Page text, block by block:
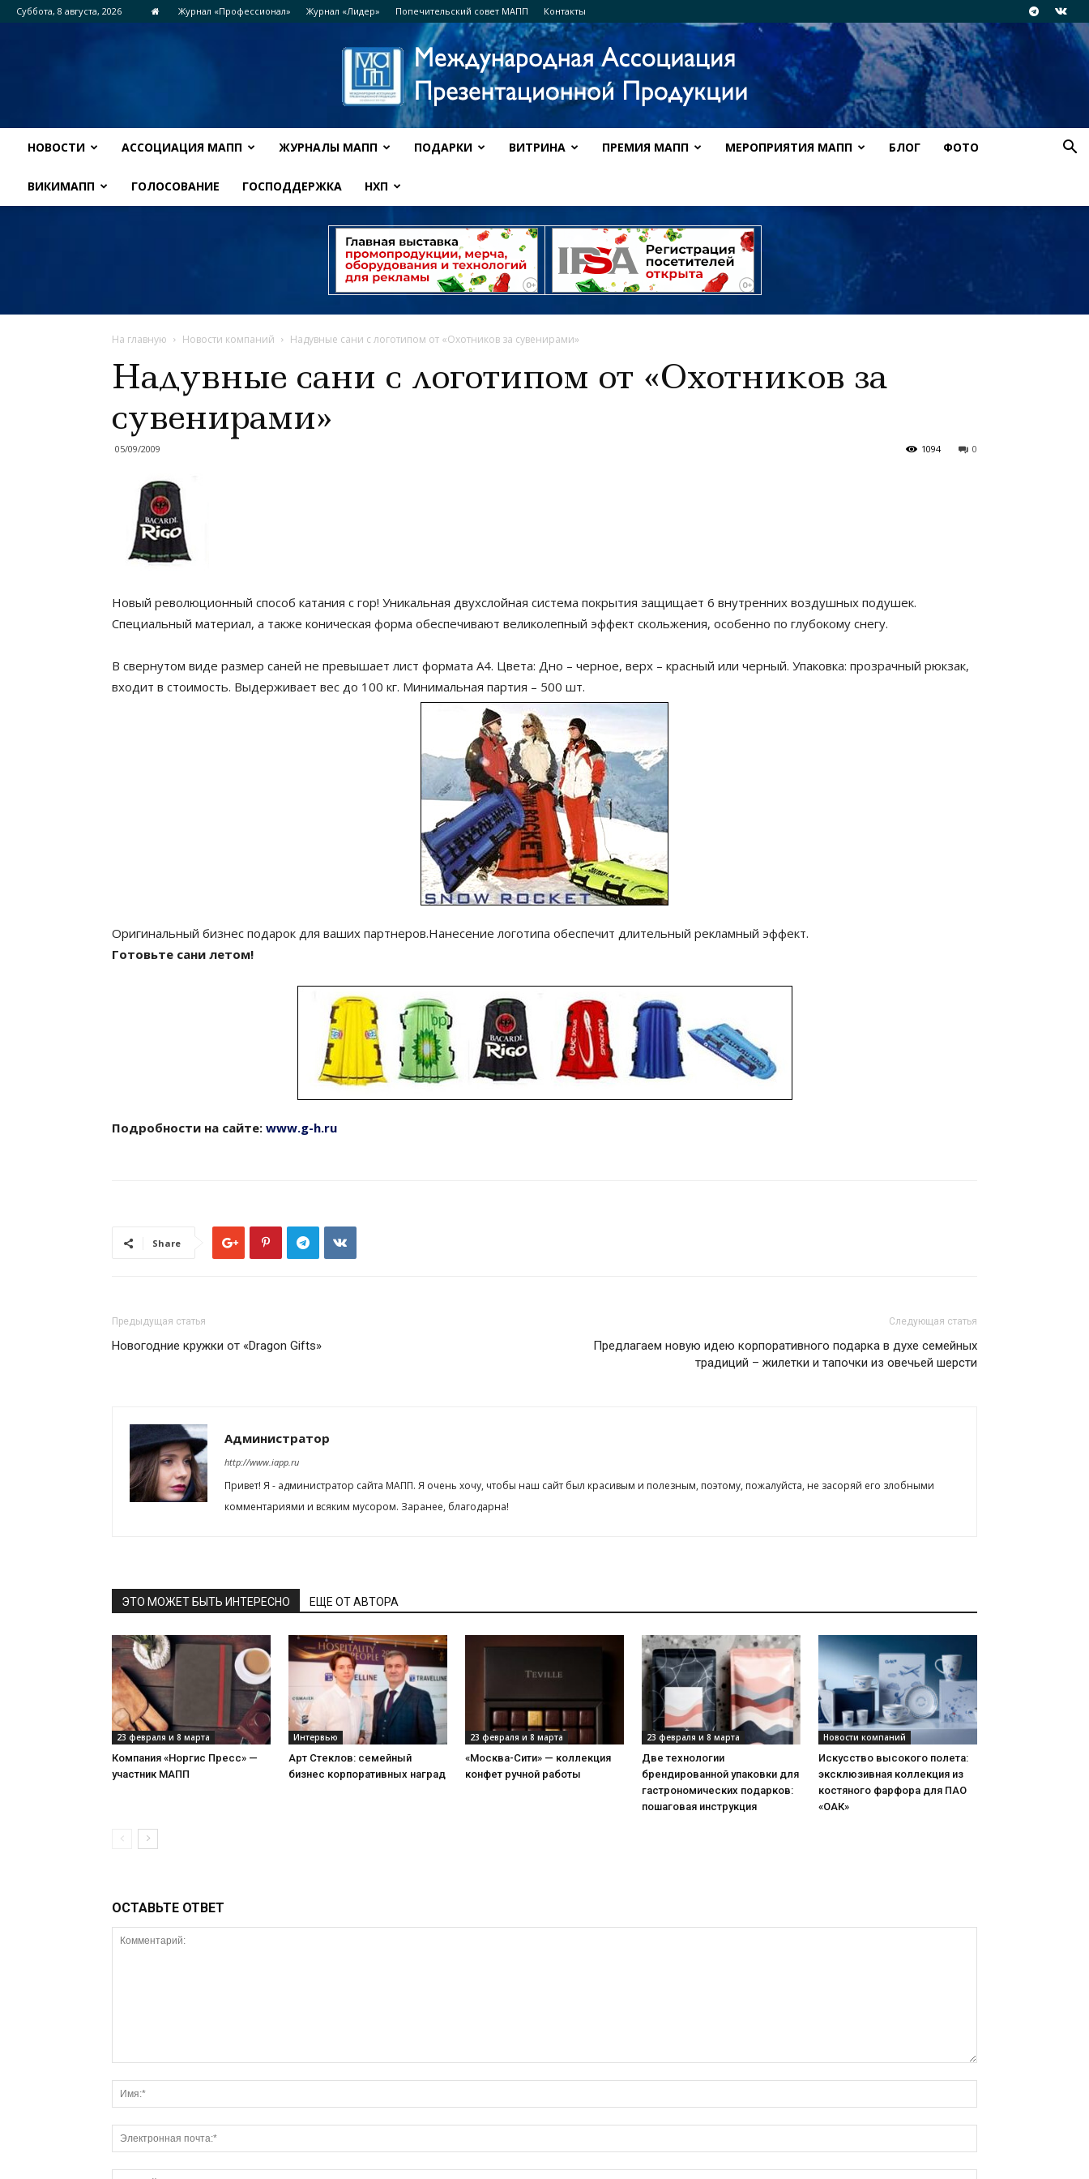
Суббота, 8 августа, 2026 Журнал «Профессионал» Журнал «Лидер» Попечительский совет МАПП Контакты
НОВОСТИ АССОЦИАЦИЯ МАПП ЖУРНАЛЫ МАПП ПОДАРКИ ВИТРИНА ПРЕМИЯ МАПП МЕРОПРИЯТИЯ МАПП БЛОГ ФОТО
ВИКИМАПП ГОЛОСОВАНИЕ ГОСПОДДЕРЖКА НХП
На главную Новости компаний Надувные сани с логотипом от «Охотников за сувенирами»
Надувные сани с логотипом от «Охотников за
сувенирами»
05/09/2009 0
1094
Новый революционный способ катания с гор! Уникальная двухслойная система покрытия защищает 6 внутренних воздушных подушек.
Специальный материал, а также коническая форма обеспечивают великолепный эффект скольжения, особенно по глубокому снегу.
В свернутом виде размер саней не превышает лист формата А4. Цвета: Дно – черное, верх – красный или черный. Упаковка: прозрачный рюкзак,
входит в стоимость. Выдерживает вес до 100 кг. Минимальная партия – 500 шт.
Оригинальный бизнес подарок для ваших партнеров.Нанесение логотипа обеспечит длительный рекламный эффект.
Готовьте сани летом!
Подробности на сайте: www.g-h.ru
Share
Предыдущая статья
Новогодние кружки от «Dragon Gifts»
Следующая статья
Предлагаем новую идею корпоративного подарка в духе семейных
традиций – жилетки и тапочки из овечьей шерсти
Администратор
http://www.iapp.ru
Привет! Я - администратор сайта МАПП. Я очень хочу, чтобы наш сайт был красивым и полезным, поэтому, пожалуйста, не засоряй его злобными
комментариями и всяким мусором. Заранее, благодарна!
ЭТО МОЖЕТ БЫТЬ ИНТЕРЕСНО ЕЩЕ ОТ АВТОРА
23 февраля и 8 марта
Компания «Норгис Пресс» —
участник МАПП
Интервью
Арт Стеклов: семейный
бизнес корпоративных наград
23 февраля и 8 марта
«Москва-Сити» — коллекция
конфет ручной работы
23 февраля и 8 марта
Две технологии
брендированной упаковки для
гастрономических подарков:
пошаговая инструкция
Новости компаний
Искусство высокого полета:
эксклюзивная коллекция из
костяного фарфора для ПАО
«ОАК»
ОСТАВЬТЕ ОТВЕТ